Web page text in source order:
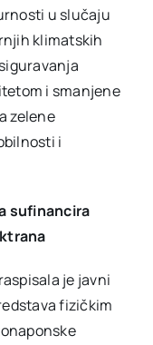
u slučaju
klimatskih
i smanjene
zelene
i
sufinancira
je javni
fizičkim